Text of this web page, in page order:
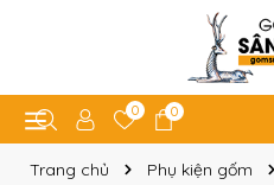
0 0
Trang chủ Phụ kiện gốm